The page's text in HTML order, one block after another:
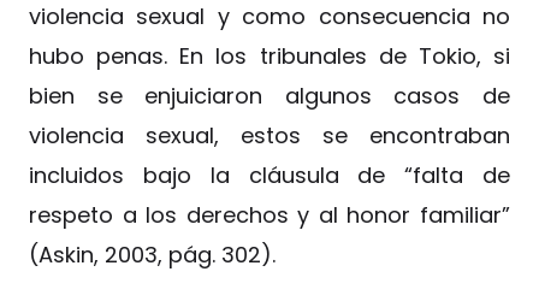
violencia sexual y como consecuencia no
hubo penas. En los tribunales de Tokio, si
bien se enjuiciaron algunos casos de
violencia sexual, estos se encontraban
incluidos bajo la cláusula de “falta de
respeto a los derechos y al honor familiar”
(Askin, 2003, pág. 302).